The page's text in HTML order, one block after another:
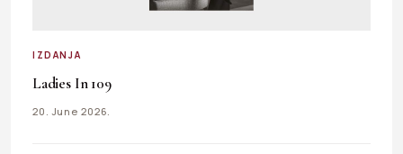
IZDANJA
Ladies In 109
20. June 2026.